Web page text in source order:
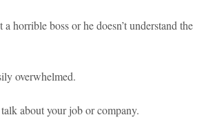
a horrible boss or he doesn’t understand the
overwhelmed.
talk about your job or company.